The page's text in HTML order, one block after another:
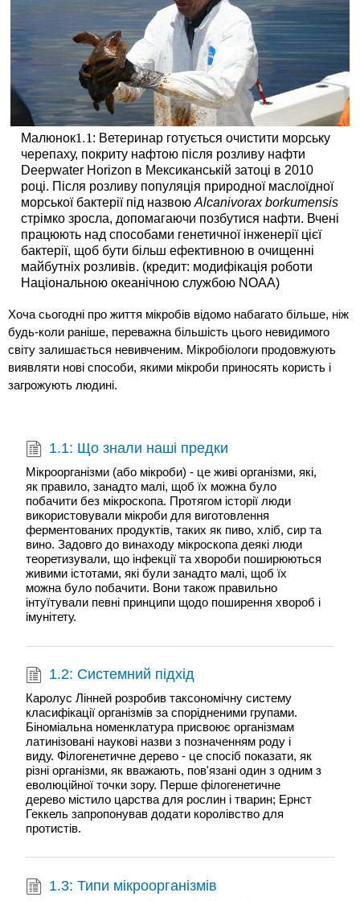
Малюнок1.1
1.1: Ветеринар готується очистити морську
черепаху, покриту нафтою після розливу нафти
Deepwater Horizon в Мексиканській затоці в 2010
році. Після розливу популяція природної маслоїдної
морської бактерії під назвою Alcanivorax borkumensis
стрімко зросла, допомагаючи позбутися нафти. Вчені
працюють над способами генетичної інженерії цієї
бактерії, щоб бути більш ефективною в очищенні
майбутніх розливів. (кредит: модифікація роботи
Національною океанічною службою NOAA)
Хоча сьогодні про життя мікробів відомо набагато більше, ніж
будь-коли раніше, переважна більшість цього невидимого
світу залишається невивченим. Мікробіологи продовжують
виявляти нові способи, якими мікроби приносять користь і
загрожують людині.
1.1: Що знали наші предки
Мікроорганізми (або мікроби) - це живі організми, які,
як правило, занадто малі, щоб їх можна було
побачити без мікроскопа. Протягом історії люди
використовували мікроби для виготовлення
ферментованих продуктів, таких як пиво, хліб, сир та
вино. Задовго до винаходу мікроскопа деякі люди
теоретизували, що інфекції та хвороби поширюються
живими істотами, які були занадто малі, щоб їх
можна було побачити. Вони також правильно
інтуїтували певні принципи щодо поширення хвороб і
імунітету.
1.2: Системний підхід
Каролус Лінней розробив таксономічну систему
класифікації організмів за спорідненими групами.
Біноміальна номенклатура присвоює організмам
латинізовані наукові назви з позначенням роду і
виду. Філогенетичне дерево - це спосіб показати, як
різні організми, як вважають, пов'язані один з одним з
еволюційної точки зору. Перше філогенетичне
дерево містило царства для рослин і тварин; Ернст
Геккель запропонував додати королівство для
протистів.
1.3: Типи мікроорганізмів